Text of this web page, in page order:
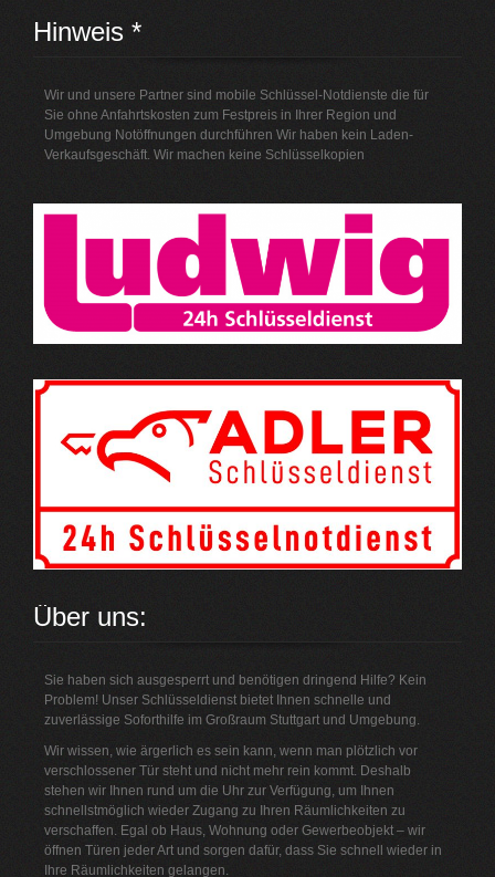
Hinweis *
Wir und unsere Partner sind mobile Schlüssel-Notdienste die für
Sie ohne Anfahrtskosten zum Festpreis in Ihrer Region und
Umgebung Notöffnungen durchführen Wir haben kein Laden-
Verkaufsgeschäft. Wir machen keine Schlüsselkopien
Über uns:
Sie haben sich ausgesperrt und benötigen dringend Hilfe? Kein
Problem! Unser Schlüsseldienst bietet Ihnen schnelle und
zuverlässige Soforthilfe im Großraum Stuttgart und Umgebung.
Wir wissen, wie ärgerlich es sein kann, wenn man plötzlich vor
verschlossener Tür steht und nicht mehr rein kommt. Deshalb
stehen wir Ihnen rund um die Uhr zur Verfügung, um Ihnen
schnellstmöglich wieder Zugang zu Ihren Räumlichkeiten zu
verschaffen. Egal ob Haus, Wohnung oder Gewerbeobjekt – wir
öffnen Türen jeder Art und sorgen dafür, dass Sie schnell wieder in
Ihre Räumlichkeiten gelangen.